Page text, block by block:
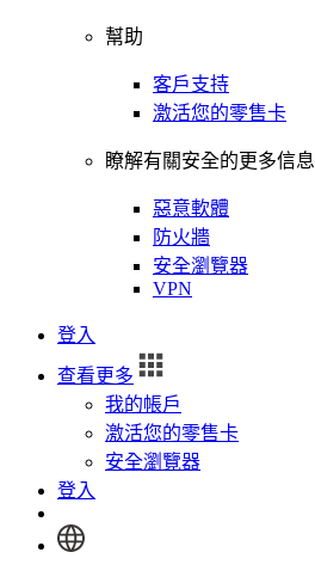
幫助
客戶支持
激活您的零售卡
瞭解有關安全的更多信息
惡意軟體
防火牆
安全瀏覽器
VPN
登入
查看更多
我的帳戶
激活您的零售卡
安全瀏覽器
登入